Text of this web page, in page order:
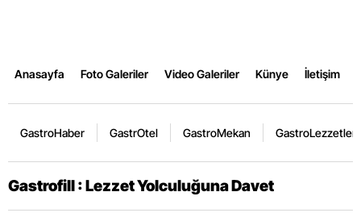
Anasayfa Foto Galeriler Video Galeriler Künye İletişim
GastroHaber GastrOtel GastroMekan GastroLezzetler
Gastrofill : Lezzet Yolculuğuna Davet